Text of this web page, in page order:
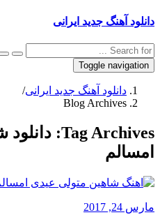
دانلود آهنگ جدید ایرانی
Toggle navigation
دانلود آهنگ جدید ایرانی/
Blog Archives
Tag Archives:
امسالم
مارس 24, 2017